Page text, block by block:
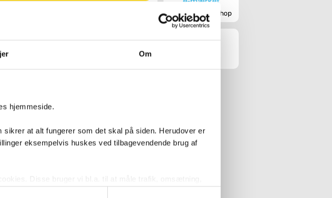
Om
hjemmeside.
at alt fungerer som det skal på siden. Herudover er
eksempelvis huskes ved tilbagevendende brug af
Disse bruger vi bl.a. til at måle trafik, omsætning,
Køb
Godkendt webshop